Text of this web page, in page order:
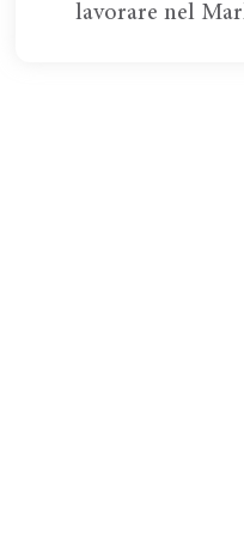
lavorare nel